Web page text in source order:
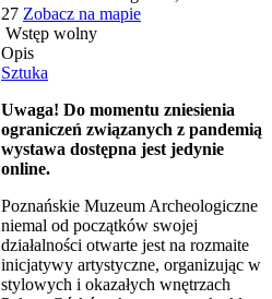
27 Zobacz na mapie
Wstęp wolny
Opis
Sztuka
Uwaga! Do momentu zniesienia
ograniczeń związanych z pandemią
wystawa dostępna jest jedynie
online.
Poznańskie Muzeum Archeologiczne
niemal od początków swojej
działalności otwarte jest na rozmaite
inicjatywy artystyczne, organizując w
stylowych i okazałych wnętrzach